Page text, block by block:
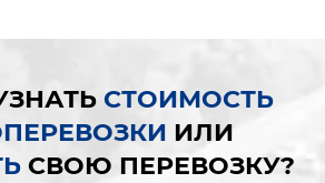
СТОИМОСТЬ
ИЛИ
СВОЮ ПЕРЕВОЗКУ?